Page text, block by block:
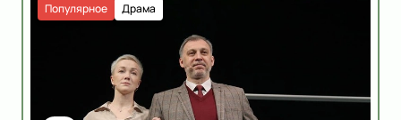
Драма
Популярное